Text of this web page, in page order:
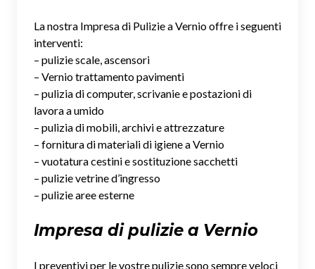
La nostra Impresa di Pulizie a Vernio offre i seguenti
interventi:
– pulizie scale, ascensori
– Vernio trattamento pavimenti
– pulizia di computer, scrivanie e postazioni di
lavora a umido
– pulizia di mobili, archivi e attrezzature
– fornitura di materiali di igiene a Vernio
– vuotatura cestini e sostituzione sacchetti
– pulizie vetrine d’ingresso
– pulizie aree esterne
Impresa di pulizie a Vernio
I preventivi per le vostre pulizie sono sempre veloci